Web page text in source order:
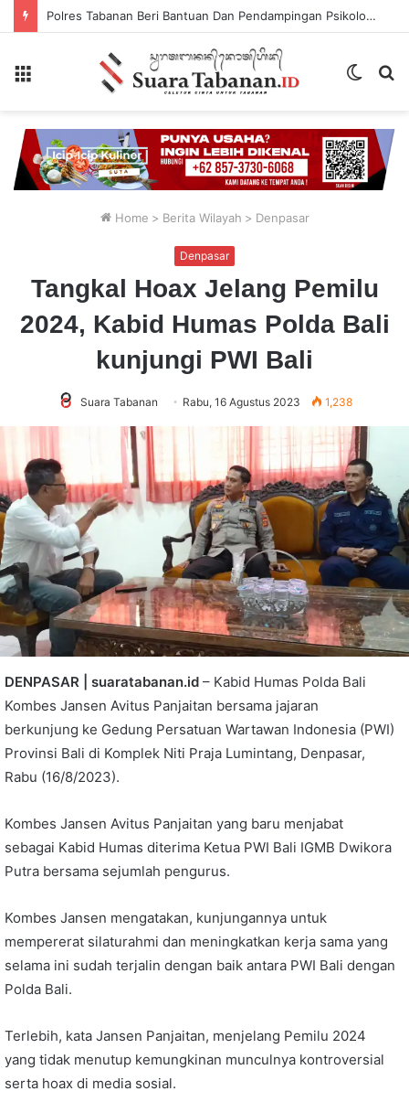
Polres Tabanan Beri Bantuan Dan Pendampingan Psikologis
Switch
Home > Berita Wilayah > Denpasar
Denpasar
Tangkal Hoax Jelang Pemilu
2024, Kabid Humas Polda Bali
kunjungi PWI Bali
Suara Tabanan Rabu, 16 Agustus 2023 1,238
DENPASAR | suaratabanan.id – Kabid Humas Polda Bali
Kombes Jansen Avitus Panjaitan bersama jajaran
berkunjung ke Gedung Persatuan Wartawan Indonesia (PWI)
Provinsi Bali di Komplek Niti Praja Lumintang, Denpasar,
Rabu (16/8/2023).
Kombes Jansen Avitus Panjaitan yang baru menjabat
sebagai Kabid Humas diterima Ketua PWI Bali IGMB Dwikora
Putra bersama sejumlah pengurus.
Kombes Jansen mengatakan, kunjungannya untuk
mempererat silaturahmi dan meningkatkan kerja sama yang
selama ini sudah terjalin dengan baik antara PWI Bali dengan
Polda Bali.
Terlebih, kata Jansen Panjaitan, menjelang Pemilu 2024
yang tidak menutup kemungkinan munculnya kontroversial
serta hoax di media sosial.